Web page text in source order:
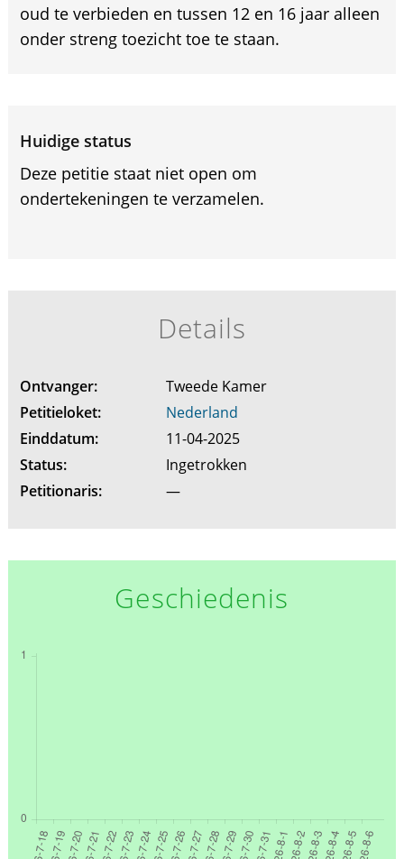
oud te verbieden en tussen 12 en 16 jaar alleen
onder streng toezicht toe te staan.
Huidige status
Deze petitie staat niet open om
ondertekeningen te verzamelen.
Details
Ontvanger:
Tweede Kamer
Petitieloket:
Nederland
Einddatum:
11-04-2025
Status:
Ingetrokken
Petitionaris:
—
Geschiedenis